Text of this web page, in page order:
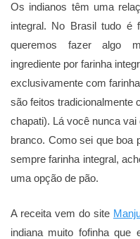
Os indianos têm uma
integral. No Brasil tudo é
queremos fazer algo
ingrediente por farinha
exclusivamente com
são feitos tradicionalmente
chapati). Lá você nunca
branco. Como sei que boa
sempre farinha integral,
uma opção de pão.
A receita vem do site
indiana muito fofinha que